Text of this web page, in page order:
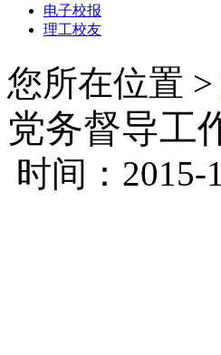
电子校报
理工校友
您所在位置 >
党务督导工
时间：2015-